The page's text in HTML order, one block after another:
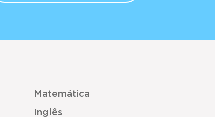
Matemática
Inglês